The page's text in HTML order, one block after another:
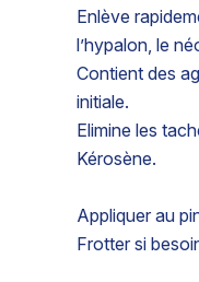
Enlève
l’hypalon, le
Contient des
initiale.
Elimine les
Kérosène.
Appliquer au
Frotter si